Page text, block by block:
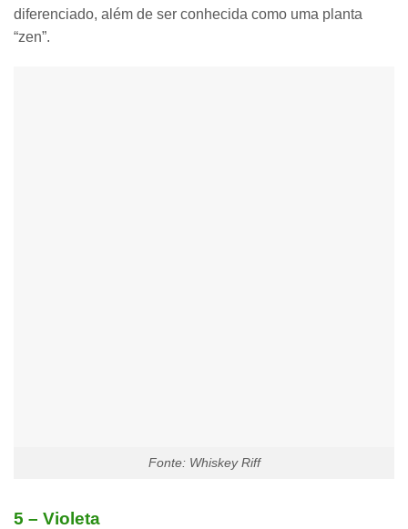
diferenciado, além de ser conhecida como uma planta
“zen”.
Fonte: Whiskey Riff
5 – Violeta